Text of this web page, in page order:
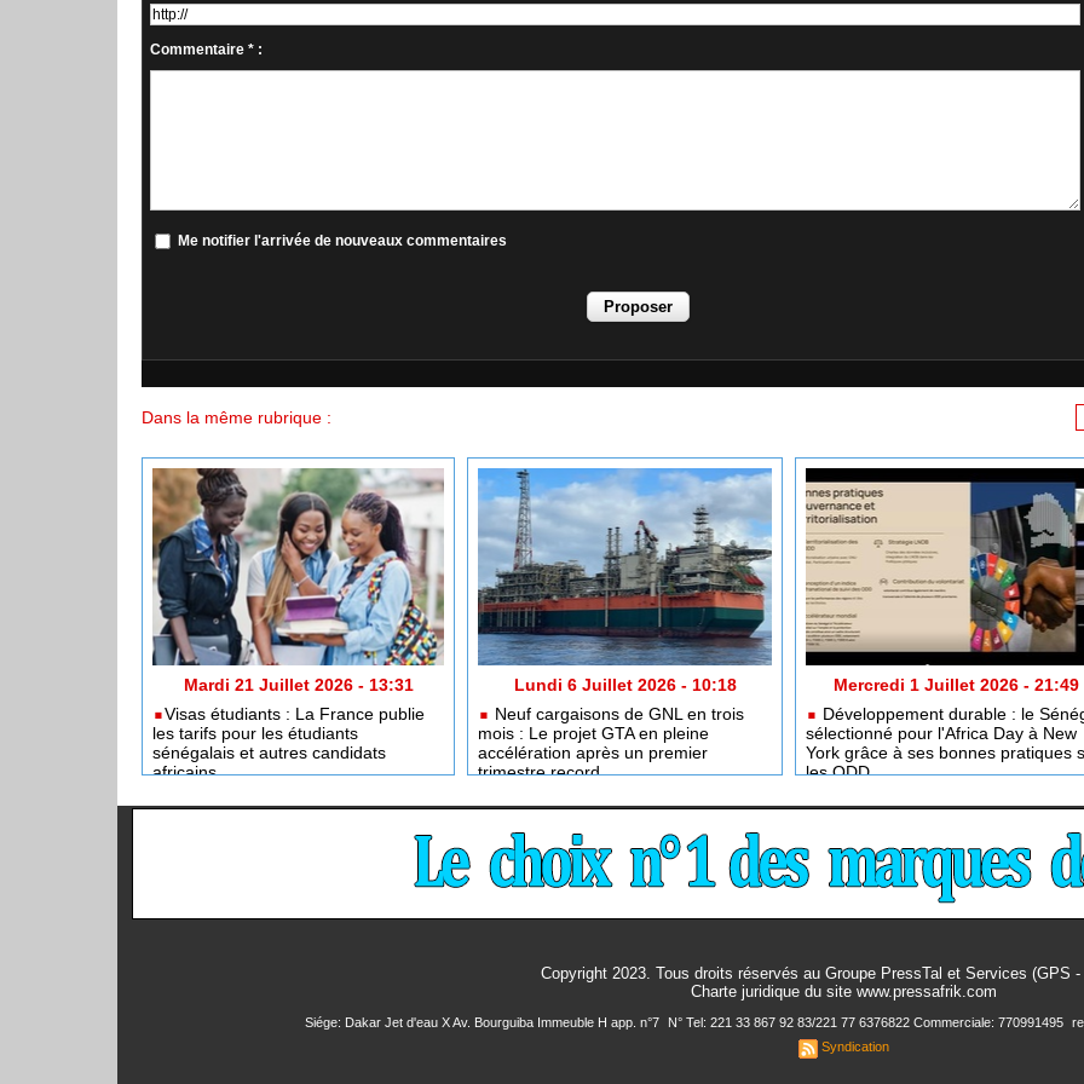
Commentaire * :
Me notifier l'arrivée de nouveaux commentaires
Dans la même rubrique :
Mardi 21 Juillet 2026 - 13:31
​Visas étudiants : La France publie
les tarifs pour les étudiants
sénégalais et autres candidats
africains
Lundi 6 Juillet 2026 - 10:18
Neuf cargaisons de GNL en trois
mois : Le projet GTA en pleine
accélération après un premier
trimestre record
Mercredi 1 Juillet 2026 - 21:49
Développement durable : le
sélectionné pour l'Africa Day à New
York grâce à ses bonnes pratiques
les ODD
Copyright 2023. Tous droits réservés au Groupe PressTal et Services (GPS -
Charte juridiquedu site www.pressafrik.com
Siége: Dakar Jet d'eau X Av. Bourguiba Immeuble H app. n°7 N° Tel: 221 33 867 92 83/221 77 6376822 Commerciale: 770991495
Syndication